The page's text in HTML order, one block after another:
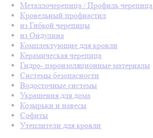
Металлочерепица / Профиль черепица
Кровельный профнастил
из Гибкой черепицы
из Ондулина
Комплектующие для кровли
Керамическая черепица
Гидро- пароизоляционные материалы
Системы безопасности
Водосточные системы
Украшения для дома
Козырьки и навесы
Софиты
Утеплители для кровли